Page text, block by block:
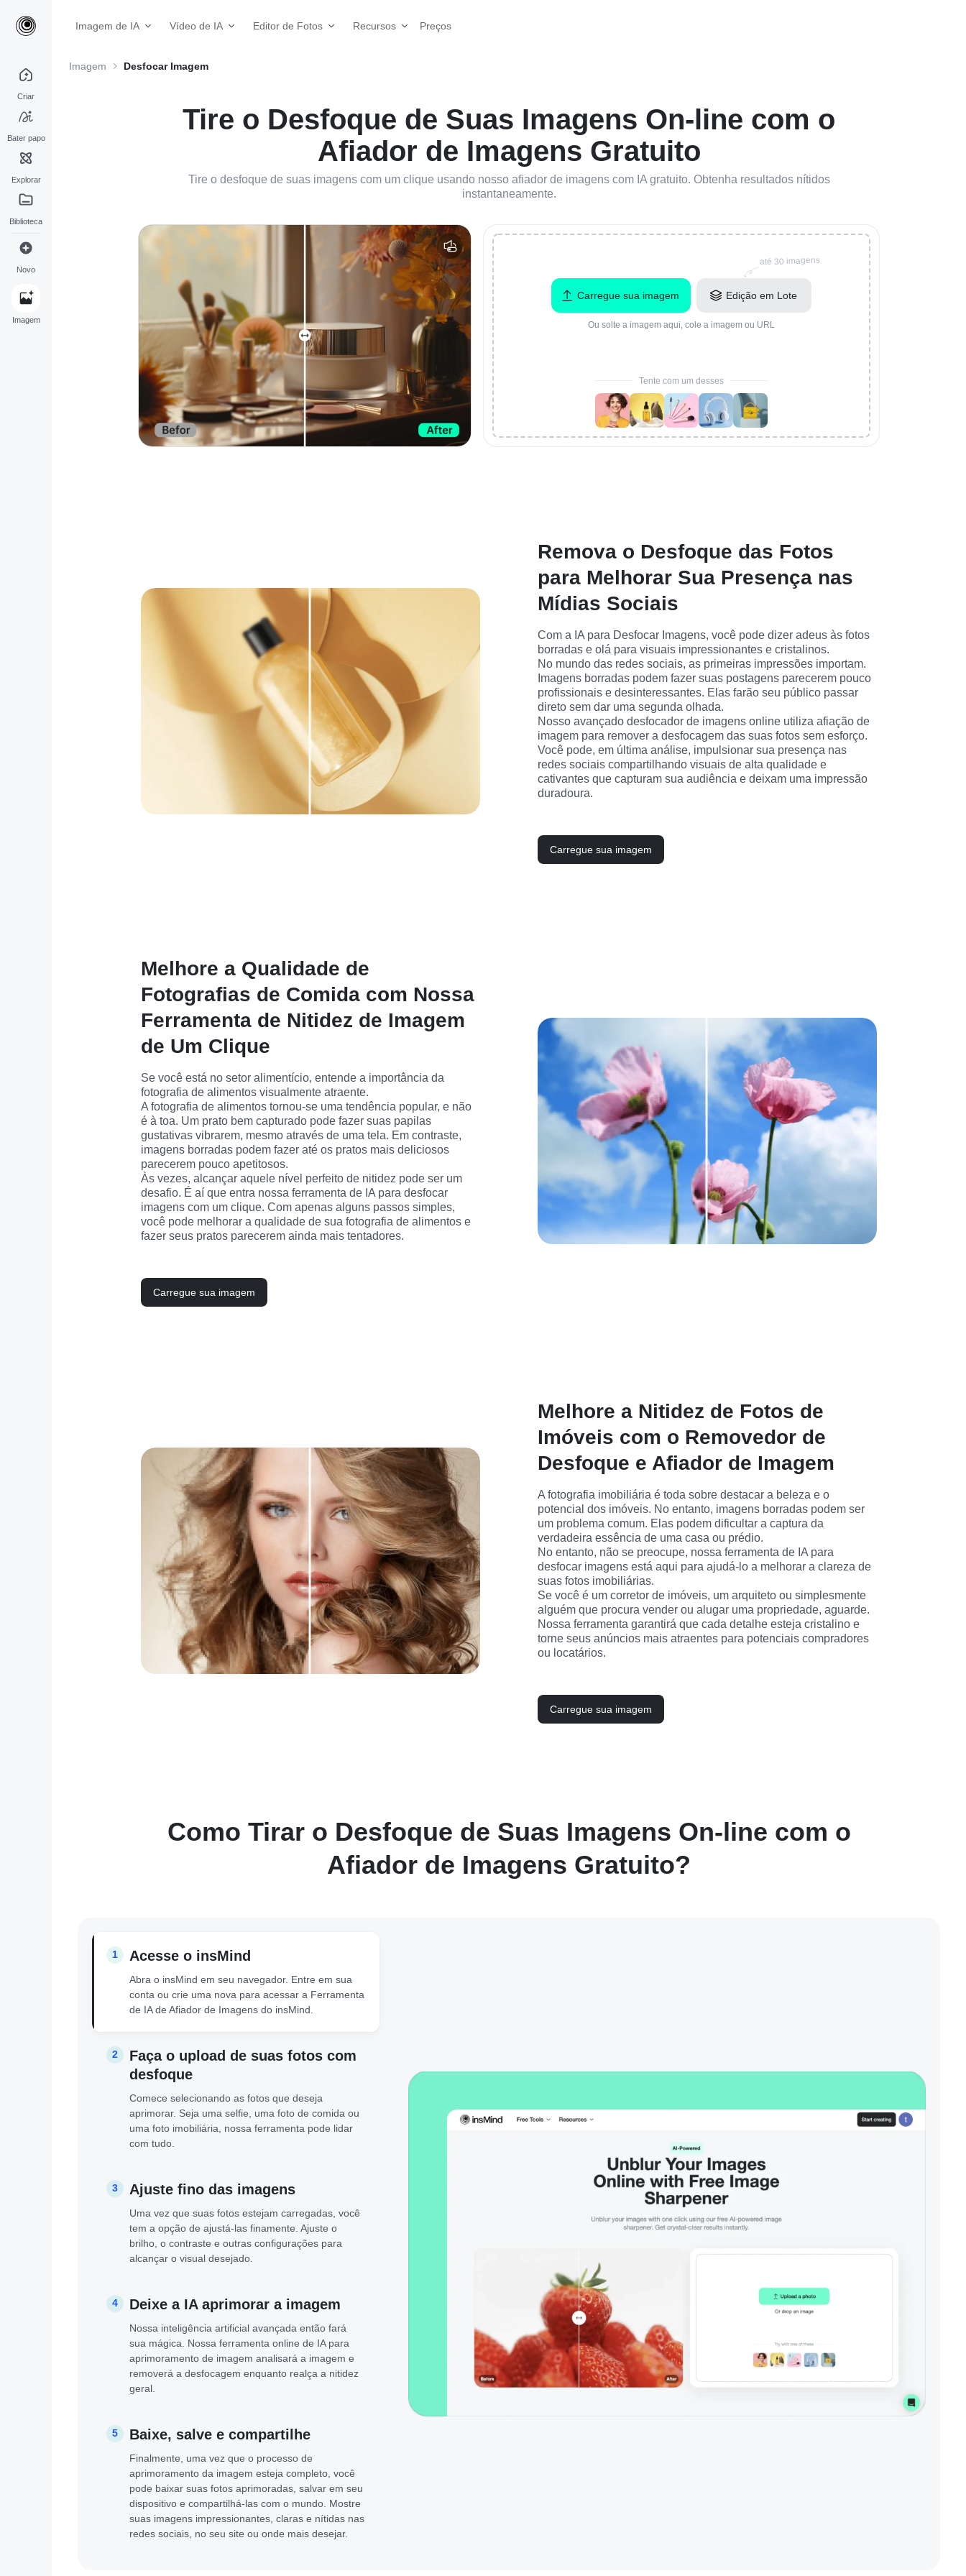
Imagem de IA Vídeo de IA Editor de Fotos Recursos Preços
Criar
Bater papo
Explorar
Biblioteca
Novo
Imagem
Imagem Desfocar Imagem
Tire o Desfoque de Suas Imagens On-line com o
Afiador de Imagens Gratuito
Tire o desfoque de suas imagens com um clique usando nosso afiador de imagens com IA gratuito. Obtenha resultados nítidos
instantaneamente.
Carregue sua imagem Edição em Lote
até 30 imagens
Ou solte a imagem aqui, cole a imagem ou URL
Tente com um desses
Remova o Desfoque das Fotos
para Melhorar Sua Presença nas
Mídias Sociais
Com a IA para Desfocar Imagens, você pode dizer adeus às fotos
borradas e olá para visuais impressionantes e cristalinos.
No mundo das redes sociais, as primeiras impressões importam.
Imagens borradas podem fazer suas postagens parecerem pouco
profissionais e desinteressantes. Elas farão seu público passar
direto sem dar uma segunda olhada.
Nosso avançado desfocador de imagens online utiliza afiação de
imagem para remover a desfocagem das suas fotos sem esforço.
Você pode, em última análise, impulsionar sua presença nas
redes sociais compartilhando visuais de alta qualidade e
cativantes que capturam sua audiência e deixam uma impressão
duradoura.
Carregue sua imagem
Melhore a Qualidade de
Fotografias de Comida com Nossa
Ferramenta de Nitidez de Imagem
de Um Clique
Se você está no setor alimentício, entende a importância da
fotografia de alimentos visualmente atraente.
A fotografia de alimentos tornou-se uma tendência popular, e não
é à toa. Um prato bem capturado pode fazer suas papilas
gustativas vibrarem, mesmo através de uma tela. Em contraste,
imagens borradas podem fazer até os pratos mais deliciosos
parecerem pouco apetitosos.
Às vezes, alcançar aquele nível perfeito de nitidez pode ser um
desafio. É aí que entra nossa ferramenta de IA para desfocar
imagens com um clique. Com apenas alguns passos simples,
você pode melhorar a qualidade de sua fotografia de alimentos e
fazer seus pratos parecerem ainda mais tentadores.
Carregue sua imagem
Melhore a Nitidez de Fotos de
Imóveis com o Removedor de
Desfoque e Afiador de Imagem
A fotografia imobiliária é toda sobre destacar a beleza e o
potencial dos imóveis. No entanto, imagens borradas podem ser
um problema comum. Elas podem dificultar a captura da
verdadeira essência de uma casa ou prédio.
No entanto, não se preocupe, nossa ferramenta de IA para
desfocar imagens está aqui para ajudá-lo a melhorar a clareza de
suas fotos imobiliárias.
Se você é um corretor de imóveis, um arquiteto ou simplesmente
alguém que procura vender ou alugar uma propriedade, aguarde.
Nossa ferramenta garantirá que cada detalhe esteja cristalino e
torne seus anúncios mais atraentes para potenciais compradores
ou locatários.
Carregue sua imagem
Como Tirar o Desfoque de Suas Imagens On-line com o
Afiador de Imagens Gratuito?
1 Acesse o insMind
Abra o insMind em seu navegador. Entre em sua
conta ou crie uma nova para acessar a Ferramenta
de IA de Afiador de Imagens do insMind.
2
Faça o upload de suas fotos com
desfoque
Comece selecionando as fotos que deseja
aprimorar. Seja uma selfie, uma foto de comida ou
uma foto imobiliária, nossa ferramenta pode lidar
com tudo.
3 Ajuste fino das imagens
Uma vez que suas fotos estejam carregadas, você
tem a opção de ajustá-las finamente. Ajuste o
brilho, o contraste e outras configurações para
alcançar o visual desejado.
4 Deixe a IA aprimorar a imagem
Nossa inteligência artificial avançada então fará
sua mágica. Nossa ferramenta online de IA para
aprimoramento de imagem analisará a imagem e
removerá a desfocagem enquanto realça a nitidez
geral.
5 Baixe, salve e compartilhe
Finalmente, uma vez que o processo de
aprimoramento da imagem esteja completo, você
pode baixar suas fotos aprimoradas, salvar em seu
dispositivo e compartilhá-las com o mundo. Mostre
suas imagens impressionantes, claras e nítidas nas
redes sociais, no seu site ou onde mais desejar.